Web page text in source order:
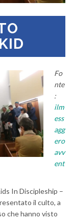
Fo
nte
:
ilm
ess
agg
ero
avv
ent
In Discipleship –
il culto, a
che hanno visto